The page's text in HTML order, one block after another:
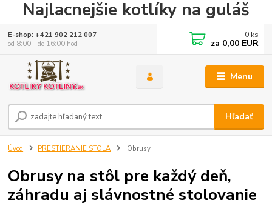
Najlacnejšie kotlíky na guláš
Menu
Hľadať
E-shop: +421 902 212 007
od 8:00 - do 16:00 hod
0 ks
za 0,00 EUR
Úvod PRESTIERANIE STOLA Obrusy
Obrusy na stôl pre každý deň,
záhradu aj slávnostné stolovanie